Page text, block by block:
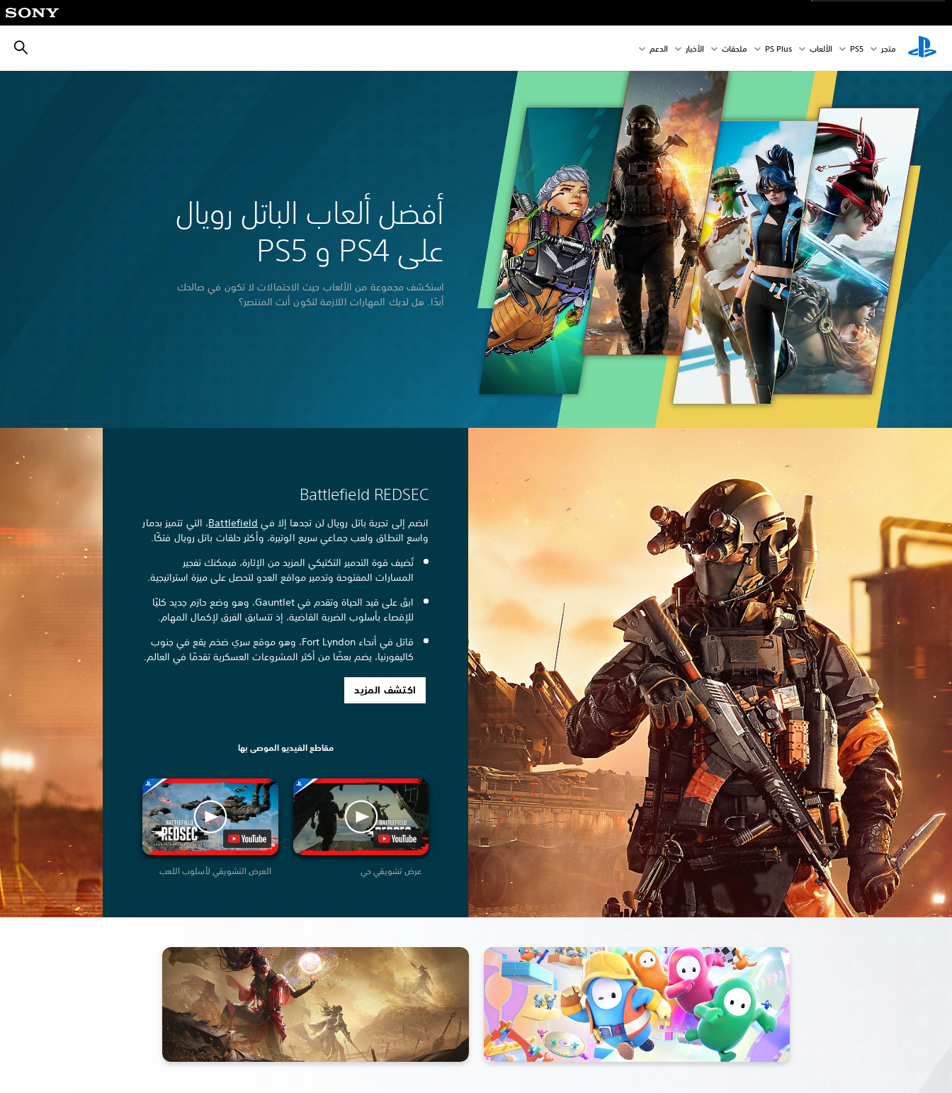
متجر PS5‏ الألعاب PS Plus ملحقات الأخبار الدعم
أفضل ألعاب الباتل رويال
على PS4 و PS5
استكشف مجموعة من الألعاب حيث الاحتمالات لا تكون في صالحك
أبدًا. هل لديك المهارات اللازمة لتكون أنت المنتصر؟
Battlefield REDSEC
انضم إلى تجربة باتل رويال لن تجدها إلا في Battlefield، التي تتميز بدمار
واسع النطاق ولعب جماعي سريع الوتيرة، وأكثر حلقات باتل رويال فتكًا.
تُضيف قوة التدمير التكتيكي المزيد من الإثارة، فيمكنك تفجير
المسارات المفتوحة وتدمير مواقع العدو لتحصل على ميزة استراتيجية.
ابقَ على قيد الحياة وتقدم في Gauntlet، وهو وضع حازم جديد كليًا
للإقصاء بأسلوب الضربة القاضية، إذ تتسابق الفرق لإكمال المهام.
قاتل في أنحاء Fort Lyndon، وهو موقع سري ضخم يقع في جنوب
كاليفورنيا، يضم بعضًا من أكثر المشروعات العسكرية تقدمًا في العالم.
اكتشف المزيد
مقاطع الفيديو الموصى بها
العرض التشويقي لأسلوب اللعب عرض تشويقي حي